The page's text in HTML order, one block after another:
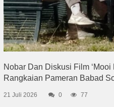
Nobar Dan Diskusi Film
Rangkaian Pameran Babad
21 Juli 2026 0 77